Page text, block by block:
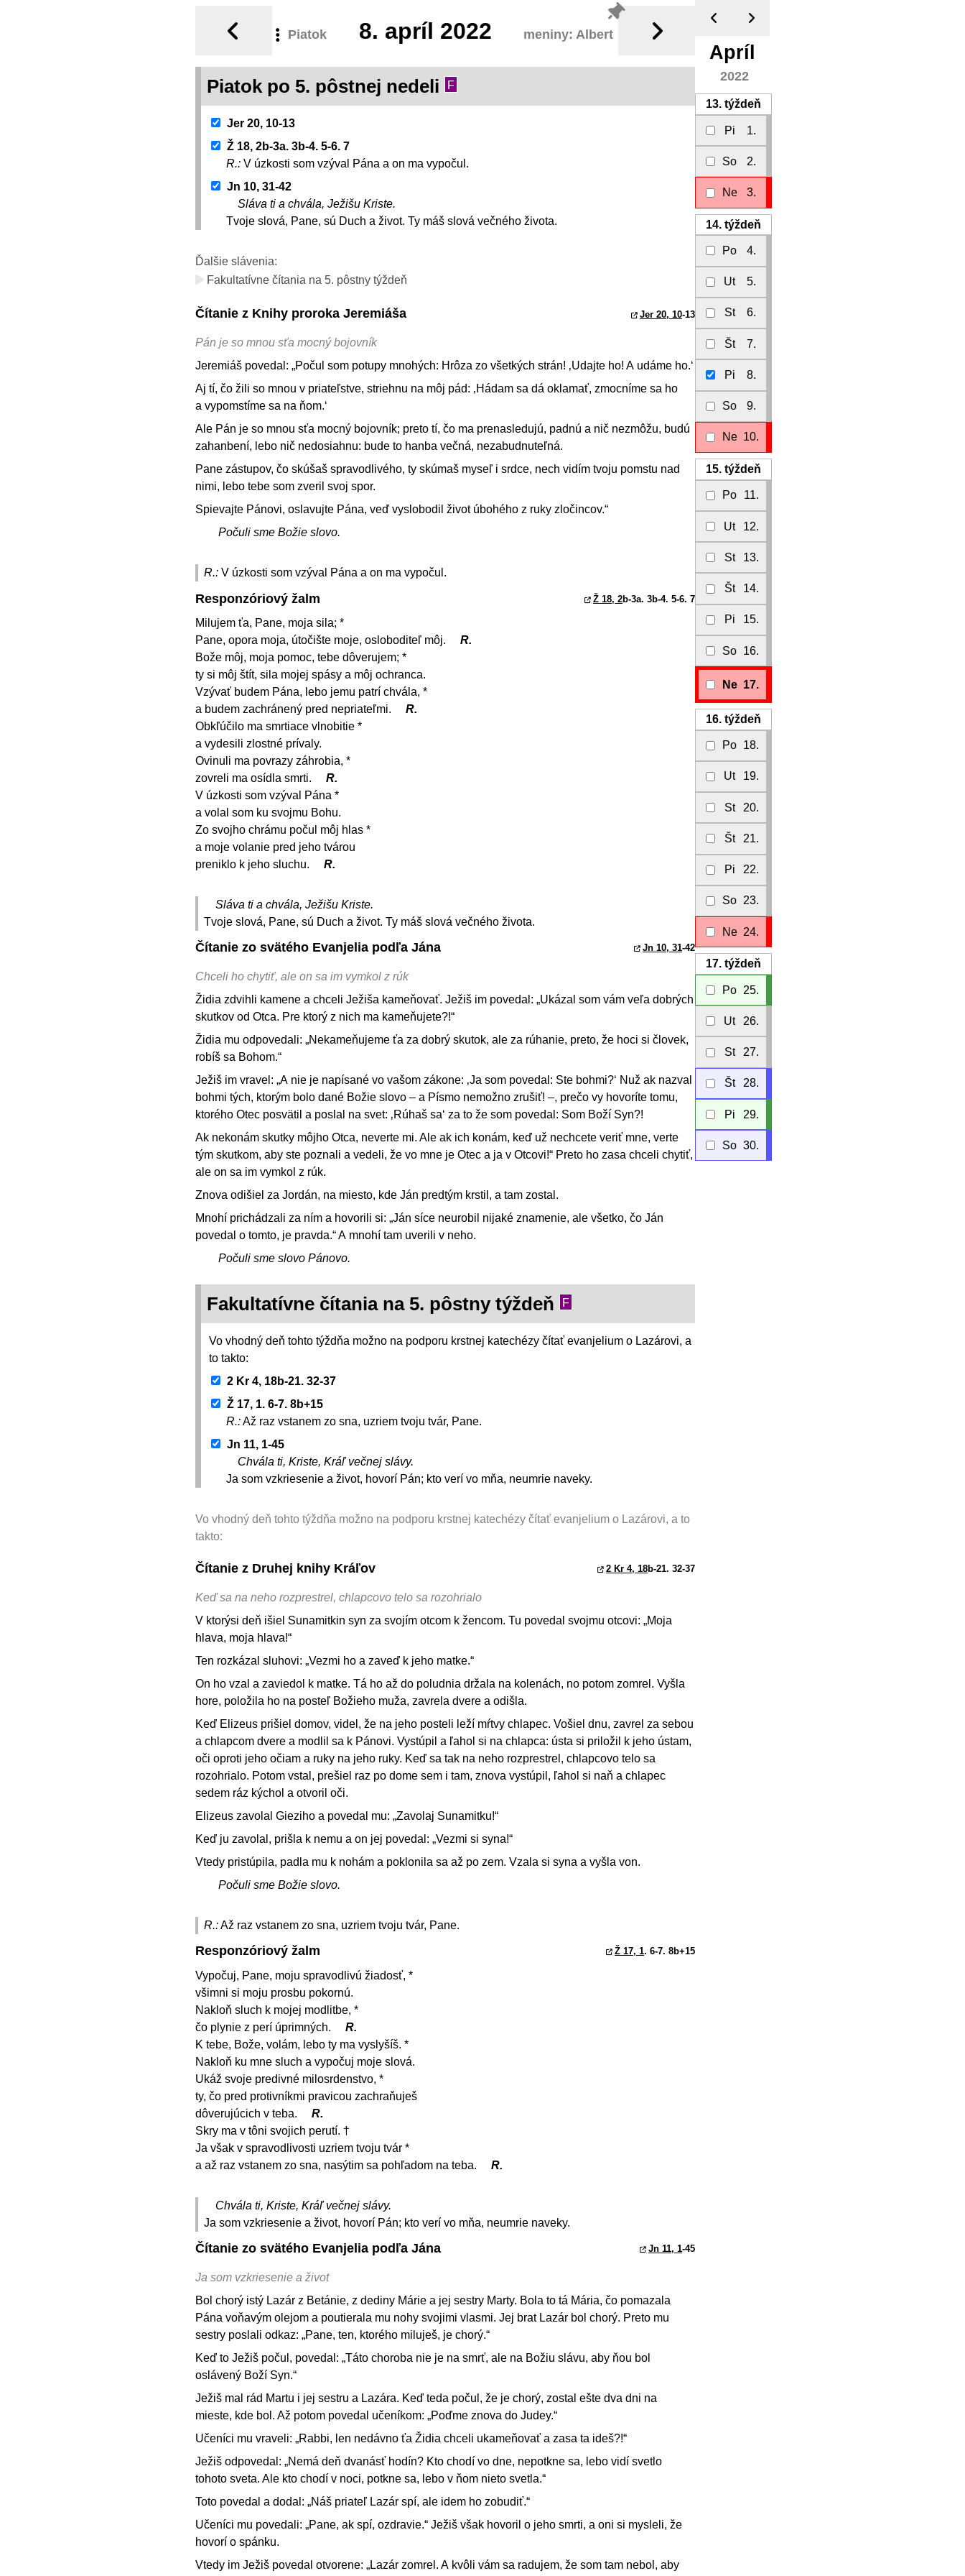
Piatok 8. apríl 2022 meniny: Albert
Piatok po 5. pôstnej nedeli F
Jer 20, 10-13
Ž 18, 2b-3a. 3b-4. 5-6. 7
R.: V úzkosti som vzýval Pána a on ma vypočul.
Jn 10, 31-42
Sláva ti a chvála, Ježišu Kriste.
Tvoje slová, Pane, sú Duch a život. Ty máš slová večného života.
Ďalšie slávenia:
Fakultatívne čítania na 5. pôstny týždeň
Čítanie z Knihy proroka Jeremiáša Jer 20, 10-13
Pán je so mnou sťa mocný bojovník
Jeremiáš povedal: „Počul som potupy mnohých: Hrôza zo všetkých strán! ‚Udajte ho! A udáme ho.‘
Aj tí, čo žili so mnou v priateľstve, striehnu na môj pád: ‚Hádam sa dá oklamať, zmocníme sa ho
a vypomstíme sa na ňom.‘
Ale Pán je so mnou sťa mocný bojovník; preto tí, čo ma prenasledujú, padnú a nič nezmôžu, budú
zahanbení, lebo nič nedosiahnu: bude to hanba večná, nezabudnuteľná.
Pane zástupov, čo skúšaš spravodlivého, ty skúmaš myseľ i srdce, nech vidím tvoju pomstu nad
nimi, lebo tebe som zveril svoj spor.
Spievajte Pánovi, oslavujte Pána, veď vyslobodil život úbohého z ruky zločincov.“
Počuli sme Božie slovo.
R.: V úzkosti som vzýval Pána a on ma vypočul.
Responzóriový žalm Ž 18, 2b-3a. 3b-4. 5-6. 7
Milujem ťa, Pane, moja sila; *
Pane, opora moja, útočište moje, osloboditeľ môj.
R.
Bože môj, moja pomoc, tebe dôverujem; *
ty si môj štít, sila mojej spásy a môj ochranca.
Vzývať budem Pána, lebo jemu patrí chvála, *
a budem zachránený pred nepriateľmi.
R.
Obkľúčilo ma smrtiace vlnobitie *
a vydesili zlostné prívaly.
Ovinuli ma povrazy záhrobia, *
zovreli ma osídla smrti.
R.
V úzkosti som vzýval Pána *
a volal som ku svojmu Bohu.
Zo svojho chrámu počul môj hlas *
a moje volanie pred jeho tvárou
preniklo k jeho sluchu.
R.
Sláva ti a chvála, Ježišu Kriste.
Tvoje slová, Pane, sú Duch a život. Ty máš slová večného života.
Čítanie zo svätého Evanjelia podľa Jána Jn 10, 31-42
Chceli ho chytiť, ale on sa im vymkol z rúk
Židia zdvihli kamene a chceli Ježiša kameňovať. Ježiš im povedal: „Ukázal som vám veľa dobrých
skutkov od Otca. Pre ktorý z nich ma kameňujete?!“
Židia mu odpovedali: „Nekameňujeme ťa za dobrý skutok, ale za rúhanie, preto, že hoci si človek,
robíš sa Bohom.“
Ježiš im vravel: „A nie je napísané vo vašom zákone: ‚Ja som povedal: Ste bohmi?‘ Nuž ak nazval
bohmi tých, ktorým bolo dané Božie slovo – a Písmo nemožno zrušiť! –, prečo vy hovoríte tomu,
ktorého Otec posvätil a poslal na svet: ‚Rúhaš sa‘ za to že som povedal: Som Boží Syn?!
Ak nekonám skutky môjho Otca, neverte mi. Ale ak ich konám, keď už nechcete veriť mne, verte
tým skutkom, aby ste poznali a vedeli, že vo mne je Otec a ja v Otcovi!“ Preto ho zasa chceli chytiť,
ale on sa im vymkol z rúk.
Znova odišiel za Jordán, na miesto, kde Ján predtým krstil, a tam zostal.
Mnohí prichádzali za ním a hovorili si: „Ján síce neurobil nijaké znamenie, ale všetko, čo Ján
povedal o tomto, je pravda.“ A mnohí tam uverili v neho.
Počuli sme slovo Pánovo.
Fakultatívne čítania na 5. pôstny týždeň F
Vo vhodný deň tohto týždňa možno na podporu krstnej katechézy čítať evanjelium o Lazárovi, a
to takto:
2 Kr 4, 18b-21. 32-37
Ž 17, 1. 6-7. 8b+15
R.:Až raz vstanem zo sna, uzriem tvoju tvár, Pane.
Jn 11, 1-45
Chvála ti, Kriste, Kráľ večnej slávy.
Ja som vzkriesenie a život, hovorí Pán; kto verí vo mňa, neumrie naveky.
Vo vhodný deň tohto týždňa možno na podporu krstnej katechézy čítať evanjelium o Lazárovi, a to
takto:
Čítanie z Druhej knihy Kráľov 2 Kr 4, 18b-21. 32-37
Keď sa na neho rozprestrel, chlapcovo telo sa rozohrialo
V ktorýsi deň išiel Sunamitkin syn za svojím otcom k žencom. Tu povedal svojmu otcovi: „Moja
hlava, moja hlava!“
Ten rozkázal sluhovi: „Vezmi ho a zaveď k jeho matke.“
On ho vzal a zaviedol k matke. Tá ho až do poludnia držala na kolenách, no potom zomrel. Vyšla
hore, položila ho na posteľ Božieho muža, zavrela dvere a odišla.
Keď Elizeus prišiel domov, videl, že na jeho posteli leží mŕtvy chlapec. Vošiel dnu, zavrel za sebou
a chlapcom dvere a modlil sa k Pánovi. Vystúpil a ľahol si na chlapca: ústa si priložil k jeho ústam,
oči oproti jeho očiam a ruky na jeho ruky. Keď sa tak na neho rozprestrel, chlapcovo telo sa
rozohrialo. Potom vstal, prešiel raz po dome sem i tam, znova vystúpil, ľahol si naň a chlapec
sedem ráz kýchol a otvoril oči.
Elizeus zavolal Gieziho a povedal mu: „Zavolaj Sunamitku!“
Keď ju zavolal, prišla k nemu a on jej povedal: „Vezmi si syna!“
Vtedy pristúpila, padla mu k nohám a poklonila sa až po zem. Vzala si syna a vyšla von.
Počuli sme Božie slovo.
R.:Až raz vstanem zo sna, uzriem tvoju tvár, Pane.
Responzóriový žalm Ž 17, 1. 6-7. 8b+15
Vypočuj, Pane, moju spravodlivú žiadosť, *
všimni si moju prosbu pokornú.
Nakloň sluch k mojej modlitbe, *
čo plynie z perí úprimných.
R.
K tebe, Bože, volám, lebo ty ma vyslyšíš. *
Nakloň ku mne sluch a vypočuj moje slová.
Ukáž svoje predivné milosrdenstvo, *
ty, čo pred protivníkmi pravicou zachraňuješ
dôverujúcich v teba.
R.
Skry ma v tôni svojich perutí. †
Ja však v spravodlivosti uzriem tvoju tvár *
a až raz vstanem zo sna, nasýtim sa pohľadom na teba.
R.
Chvála ti, Kriste, Kráľ večnej slávy.
Ja som vzkriesenie a život, hovorí Pán; kto verí vo mňa, neumrie naveky.
Čítanie zo svätého Evanjelia podľa Jána Jn 11, 1-45
Ja som vzkriesenie a život
Bol chorý istý Lazár z Betánie, z dediny Márie a jej sestry Marty. Bola to tá Mária, čo pomazala
Pána voňavým olejom a poutierala mu nohy svojimi vlasmi. Jej brat Lazár bol chorý. Preto mu
sestry poslali odkaz: „Pane, ten, ktorého miluješ, je chorý.“
Keď to Ježiš počul, povedal: „Táto choroba nie je na smrť, ale na Božiu slávu, aby ňou bol
oslávený Boží Syn.“
Ježiš mal rád Martu i jej sestru a Lazára. Keď teda počul, že je chorý, zostal ešte dva dni na
mieste, kde bol. Až potom povedal učeníkom: „Poďme znova do Judey.“
Učeníci mu vraveli: „Rabbi, len nedávno ťa Židia chceli ukameňovať a zasa ta ideš?!“
Ježiš odpovedal: „Nemá deň dvanásť hodín? Kto chodí vo dne, nepotkne sa, lebo vidí svetlo
tohoto sveta. Ale kto chodí v noci, potkne sa, lebo v ňom nieto svetla.“
Toto povedal a dodal: „Náš priateľ Lazár spí, ale idem ho zobudiť.“
Učeníci mu povedali: „Pane, ak spí, ozdravie.“ Ježiš však hovoril o jeho smrti, a oni si mysleli, že
hovorí o spánku.
Vtedy im Ježiš povedal otvorene: „Lazár zomrel. A kvôli vám sa radujem, že som tam nebol, aby
Apríl
2022
13. týždeň
Pi 1.
So 2.
Ne 3.
14. týždeň
Po 4.
Ut 5.
St 6.
Št 7.
Pi 8.
So 9.
Ne 10.
15. týždeň
Po 11.
Ut 12.
St 13.
Št 14.
Pi 15.
So 16.
Ne 17.
16. týždeň
Po 18.
Ut 19.
St 20.
Št 21.
Pi 22.
So 23.
Ne 24.
17. týždeň
Po 25.
Ut 26.
St 27.
Št 28.
Pi 29.
So 30.